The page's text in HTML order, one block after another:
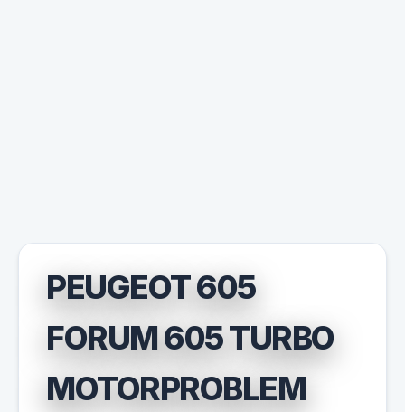
PEUGEOT 605
FORUM 605 TURBO
MOTORPROBLEM